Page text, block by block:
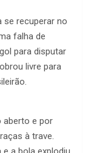
se recuperar no
falha de
para disputar
livre para
aberto e por
à trave.